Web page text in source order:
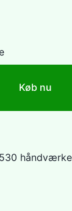
Køb nu